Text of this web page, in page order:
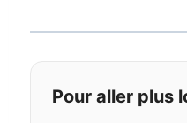
Pour aller plus